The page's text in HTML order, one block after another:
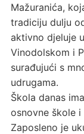
Mažuranića,
tradiciju dulju
aktivno djeluje
Vinodolskom i
surađujući s
udrugama.
Škola danas
osnovne škole
Zaposleno je